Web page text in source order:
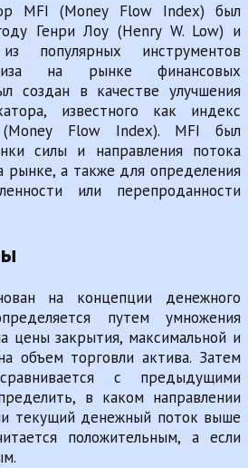
MFI (Money Flow Index) был
Генри Лоу (Henry W. Low) и
популярных инструментов
на рынке финансовых
создан в качестве улучшения
известного как индекс
(Money Flow Index). MFI был
силы и направления потока
рынке, а также для определения
или перепроданности
на концепции денежного
путем умножения
цены закрытия, максимальной и
объем торговли актива. Затем
с предыдущими
в каком направлении
текущий денежный поток выше
положительным, а если